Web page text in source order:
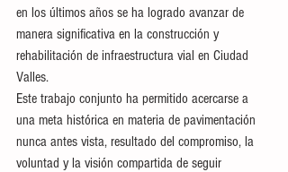
en los últimos años se ha logrado avanzar de
manera significativa en la construcción y
rehabilitación de infraestructura vial en Ciudad
Valles.
Este trabajo conjunto ha permitido acercarse a
una meta histórica en materia de pavimentación
nunca antes vista, resultado del compromiso, la
voluntad y la visión compartida de seguir